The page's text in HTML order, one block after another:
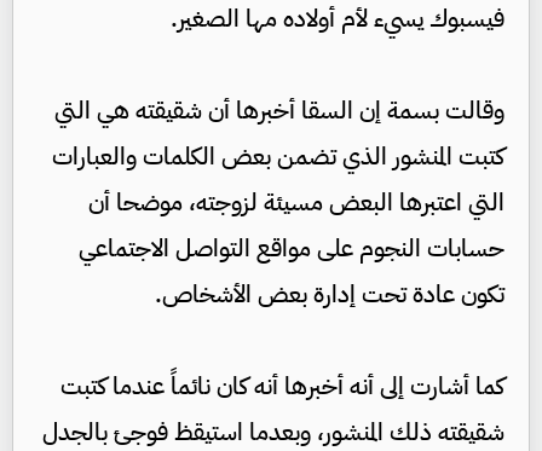
فيسبوك يسيء لأم أولاده مها الصغير.
وقالت بسمة إن السقا أخبرها أن شقيقته هي التي
كتبت المنشور الذي تضمن بعض الكلمات والعبارات
التي اعتبرها البعض مسيئة لزوجته، موضحا أن
حسابات النجوم على مواقع التواصل الاجتماعي
تكون عادة تحت إدارة بعض الأشخاص.
كما أشارت إلى أنه أخبرها أنه كان نائماً عندما كتبت
شقيقته ذلك المنشور، وبعدما استيقظ فوجئ بالجدل